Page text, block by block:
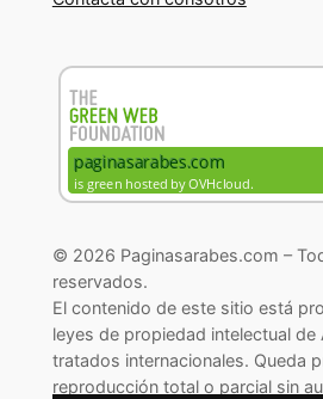
© 2026 Paginasarabes.com –
reservados.
El contenido de este sitio está
leyes de propiedad intelectual de
tratados internacionales. Queda
reproducción total o parcial sin